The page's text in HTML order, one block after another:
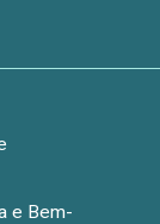
e Bem-